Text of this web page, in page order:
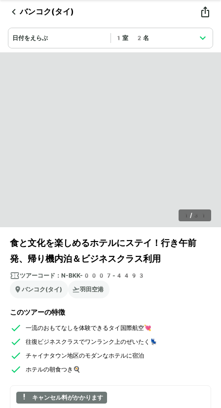
バンコク(タイ)
日付をえらぶ 1室 2名
1 / 31
食と文化を楽しめるホテルにステイ！行き午前
発、帰り機内泊＆ビジネスクラス利用
ツアーコード： N-BKK-0007-4493
バンコク(タイ)
羽田空港
このツアーの特徴
一流のおもてなしを体験できるタイ国際航空💘
往復ビジネスクラスでワンランク上のぜいたく💺
チャイナタウン地区のモダンなホテルに宿泊
ホテルの朝食つき🍳
キャンセル料がかかります